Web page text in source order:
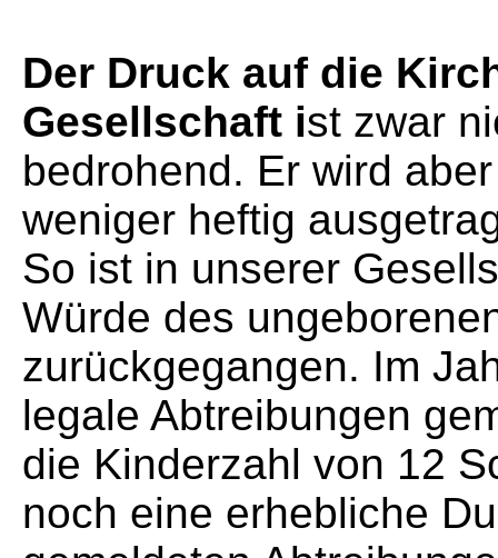
Der Druck auf die
Gesellschaft ist zwar
bedrohend. Er wird
weniger heftig
So ist in unserer
Würde des
zurückgegangen. Im
legale Abtreibungen
die Kinderzahl von 12
noch eine erhebliche